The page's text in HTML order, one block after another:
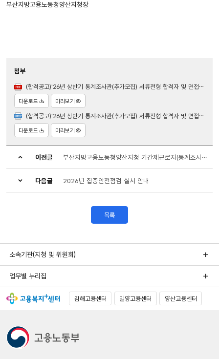
부산지방고용노동청양산지청장
첨부
(합격공고)'26년 상반기 통계조사관(추가모집) 서류전형 합격자 및 면접시험 공고.pdf
다운로드 미리보기
(합격공고)'26년 상반기 통계조사관(추가모집) 서류전형 합격자 및 면접시험 공고.hwp
다운로드 미리보기
이전글 부산지방고용노동청양산지청 기간제근로자(통계조사관) 채용 재공고
다음글 2026년 집중안전점검 실시 안내
목록
소속기관(지청 및 위원회)
업무별 누리집
김해고용센터 밀양고용센터 양산고용센터